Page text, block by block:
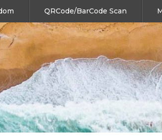
QRCode/BarCode Scan